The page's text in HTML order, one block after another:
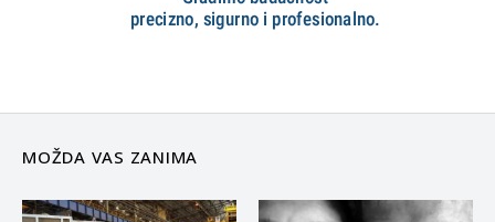
MOŽDA VAS ZANIMA